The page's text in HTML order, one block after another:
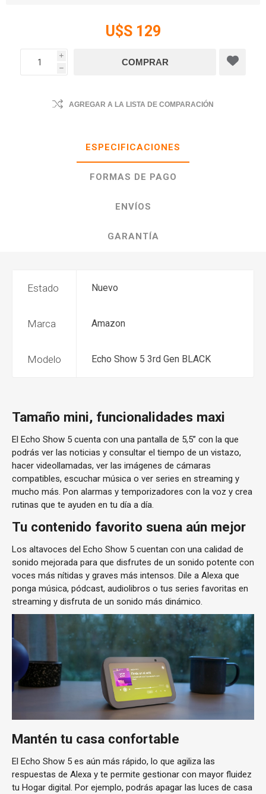
U$S 129
i
h
AGREGAR A LA LISTA DE COMPARACIÓN
ESPECIFICACIONES
FORMAS DE PAGO
ENVÍOS
GARANTÍA
Estado Nuevo
Marca Amazon
Modelo Echo Show 5 3rd Gen BLACK
Tamaño mini, funcionalidades maxi
El Echo Show 5 cuenta con una pantalla de 5,5” con la que
podrás ver las noticias y consultar el tiempo de un vistazo,
hacer videollamadas, ver las imágenes de cámaras
compatibles, escuchar música o ver series en streaming y
mucho más. Pon alarmas y temporizadores con la voz y crea
rutinas que te ayuden en tu día a día.
Tu contenido favorito suena aún mejor
Los altavoces del Echo Show 5 cuentan con una calidad de
sonido mejorada para que disfrutes de un sonido potente con
voces más nítidas y graves más intensos. Dile a Alexa que
ponga música, pódcast, audiolibros o tus series favoritas en
streaming y disfruta de un sonido más dinámico.
Mantén tu casa confortable
El Echo Show 5 es aún más rápido, lo que agiliza las
respuestas de Alexa y te permite gestionar con mayor fluidez
tu Hogar digital. Por ejemplo, podrás apagar las luces de casa